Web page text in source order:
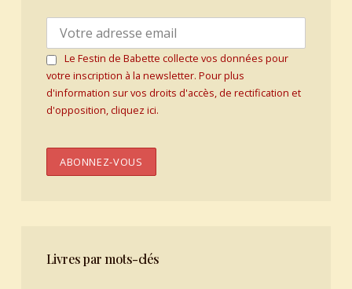
Le Festin de Babette collecte vos données pour
votre inscription à la newsletter. Pour plus
d'information sur vos droits d'accès, de rectification et
d'opposition, cliquez ici.
Livres par mots-clés